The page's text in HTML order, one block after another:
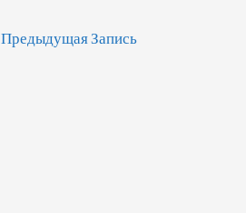
Предыдущая Запись